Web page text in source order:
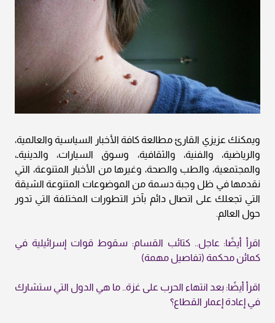
ويمكنك عزيزي القارئ مطالعة كافة الأخبار السياسية والعالمية،
والرياضية، والفنية، والثقافية، وسوق السيارات، والدينيةـ،
والمجتمعية، والطب والصحة، وغيرها من الأخبار المتنوعة، التي
نقدمها في ظل وجبة دسمة من الموضوعات المتنوعة الشيقة
التي تجعلك على اتصال دائم بآخر التطورات المختلفة التي تدور
حول العالم.
اقرأ أيضًا: عاجل.. كتائب القسام: سقوط قوات إسرائيلية في
كمائن محكمة (تفاصيل مهمة)
اقرأ أيضًا: بعد انتهاء الحرب على غزة.. ما هي الدول التي ستشارك
في إعادة إعمار القطاع؟